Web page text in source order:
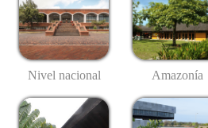
Nivel nacional Amazonía